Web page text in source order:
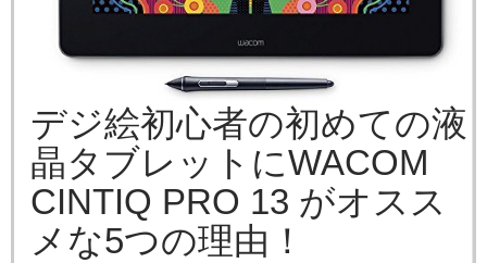
デジ絵初心者の初めての液
晶タブレットにWACOM
CINTIQ PRO 13 がオスス
メな5つの理由！